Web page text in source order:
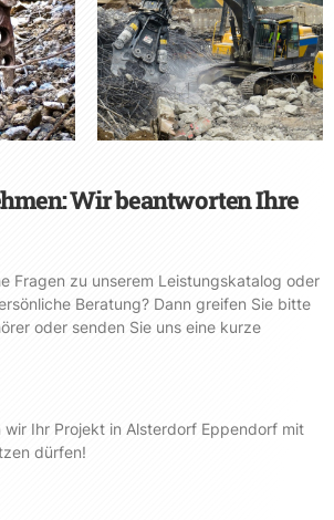
Wir beantworten Ihre
Fragen zu unserem Leistungskatalog oder
Beratung? Dann greifen Sie bitte
oder senden Sie uns eine kurze
wir Ihr Projekt in Alsterdorf Eppendorf mit
dürfen!